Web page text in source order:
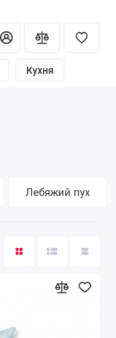
Кухня
Лебяжий пух